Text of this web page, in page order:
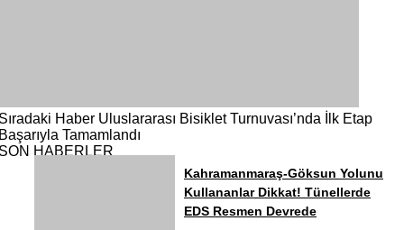
Haber Uluslararası Bisiklet Turnuvası’nda İlk Etap
Tamamlandı
HABERLER
Kahramanmaraş-Göksun Yolunu
Kullananlar Dikkat! Tünellerde
EDS Resmen Devrede